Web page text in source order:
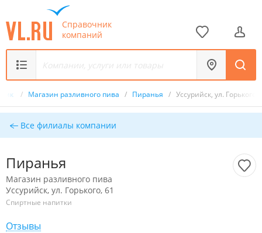
Справочник
компаний
/ Магазин разливного пива / Пиранья / Уссурийск, ул. Горького,
Все филиалы компании
Пиранья
Магазин разливного пива
Уссурийск, ул. Горького, 61
Спиртные напитки
Отзывы